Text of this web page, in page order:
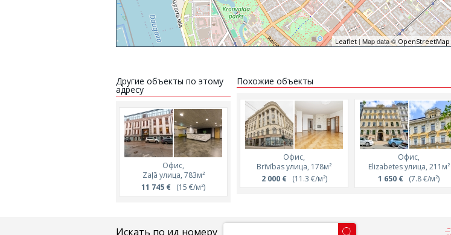
Leaflet| Map data © OpenStreetMap
Другие объекты по этому
адресу
Офис,
Zaļā улица, 783м²
11 745 € (15 €/м²)
Похожие объекты
Офис,
Brīvības улица, 178м²
2 000 €(11.3 €/м²)
Офис,
Elizabetes улица, 211м²
1 650 € (7.8 €/м²)
Искать по ид номеру